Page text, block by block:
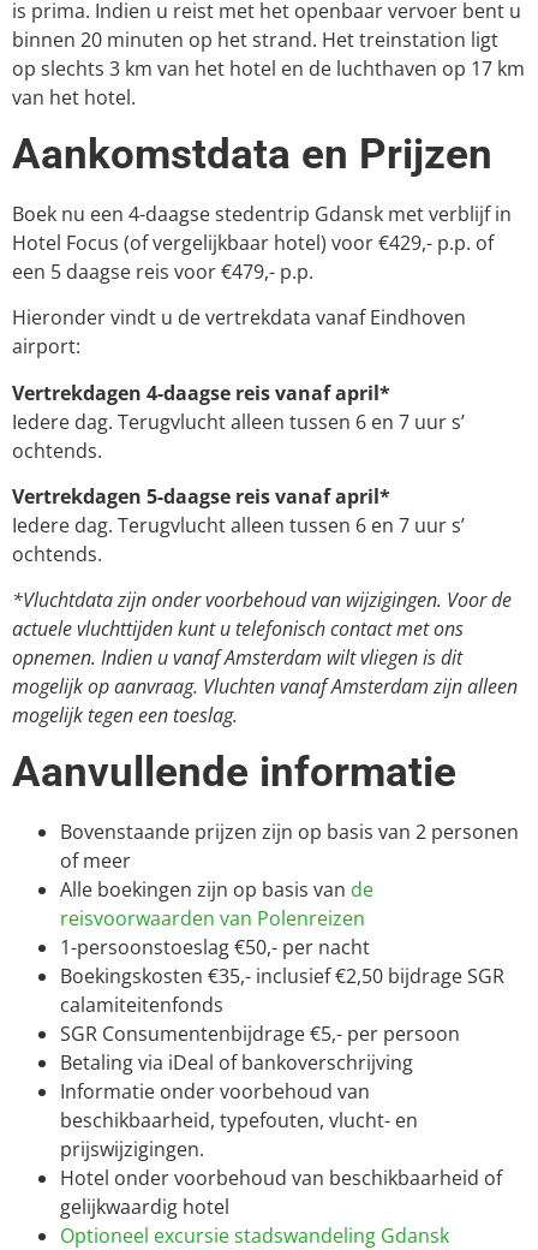
is prima. Indien u reist met het openbaar vervoer bent u
binnen 20 minuten op het strand. Het treinstation ligt
op slechts 3 km van het hotel en de luchthaven op 17 km
van het hotel.
Aankomstdata en Prijzen
Boek nu een 4-daagse stedentrip Gdansk met verblijf in
Hotel Focus (of vergelijkbaar hotel) voor €429,- p.p. of
een 5 daagse reis voor €479,- p.p.
Hieronder vindt u de vertrekdata vanaf Eindhoven
airport:
Vertrekdagen 4-daagse reis vanaf april*
Iedere dag. Terugvlucht alleen tussen 6 en 7 uur s’
ochtends.
Vertrekdagen 5-daagse reis vanaf april*
Iedere dag. Terugvlucht alleen tussen 6 en 7 uur s’
ochtends.
*Vluchtdata zijn onder voorbehoud van wijzigingen. Voor de
actuele vluchttijden kunt u telefonisch contact met ons
opnemen. Indien u vanaf Amsterdam wilt vliegen is dit
mogelijk op aanvraag. Vluchten vanaf Amsterdam zijn alleen
mogelijk tegen een toeslag.
Aanvullende informatie
Bovenstaande prijzen zijn op basis van 2 personen
of meer
Alle boekingen zijn op basis van de
reisvoorwaarden van Polenreizen
1-persoonstoeslag €50,- per nacht
Boekingskosten €35,- inclusief €2,50 bijdrage SGR
calamiteitenfonds
SGR Consumentenbijdrage €5,- per persoon
Betaling via iDeal of bankoverschrijving
Informatie onder voorbehoud van
beschikbaarheid, typefouten, vlucht- en
prijswijzigingen.
Hotel onder voorbehoud van beschikbaarheid of
gelijkwaardig hotel
Optioneel excursie stadswandeling Gdansk